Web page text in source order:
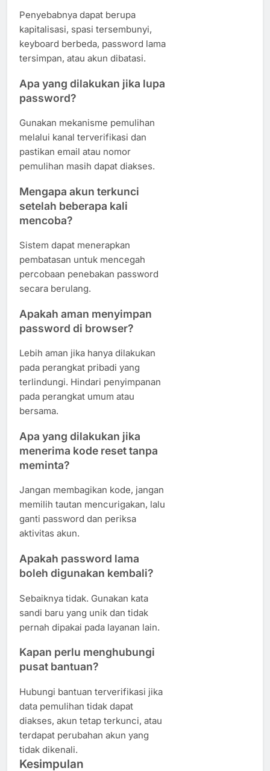
Penyebabnya dapat berupa
kapitalisasi, spasi tersembunyi,
keyboard berbeda, password lama
tersimpan, atau akun dibatasi.
Apa yang dilakukan jika lupa
password?
Gunakan mekanisme pemulihan
melalui kanal terverifikasi dan
pastikan email atau nomor
pemulihan masih dapat diakses.
Mengapa akun terkunci
setelah beberapa kali
mencoba?
Sistem dapat menerapkan
pembatasan untuk mencegah
percobaan penebakan password
secara berulang.
Apakah aman menyimpan
password di browser?
Lebih aman jika hanya dilakukan
pada perangkat pribadi yang
terlindungi. Hindari penyimpanan
pada perangkat umum atau
bersama.
Apa yang dilakukan jika
menerima kode reset tanpa
meminta?
Jangan membagikan kode, jangan
memilih tautan mencurigakan, lalu
ganti password dan periksa
aktivitas akun.
Apakah password lama
boleh digunakan kembali?
Sebaiknya tidak. Gunakan kata
sandi baru yang unik dan tidak
pernah dipakai pada layanan lain.
Kapan perlu menghubungi
pusat bantuan?
Hubungi bantuan terverifikasi jika
data pemulihan tidak dapat
diakses, akun tetap terkunci, atau
terdapat perubahan akun yang
tidak dikenali.
Kesimpulan